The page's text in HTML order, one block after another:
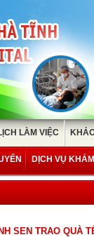
LÀM VIỆC
DỊCH VỤ
SEN TRAO QUÀ